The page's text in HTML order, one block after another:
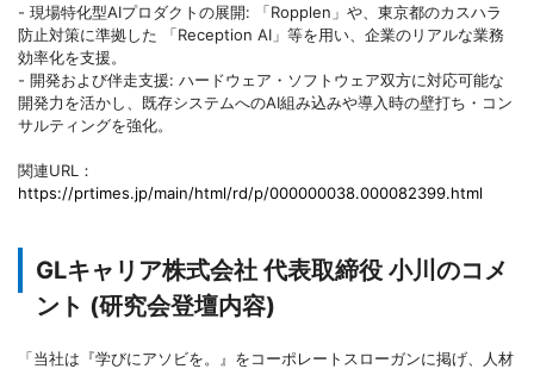
- 現場特化型AIプロダクトの展開: 「Ropplen」や、東京都のカスハラ
防止対策に準拠した 「Reception AI」等を用い、企業のリアルな業務
効率化を支援。
- 開発および伴走支援: ハードウェア・ソフトウェア双方に対応可能な
開発力を活かし、既存システムへのAI組み込みや導入時の壁打ち・コン
サルティングを強化。
関連URL：
https://prtimes.jp/main/html/rd/p/000000038.000082399.html
GLキャリア株式会社 代表取締役 小川のコメ
ント (研究会登壇内容)
「当社は『学びにアソビを。』をコーポレートスローガンに掲げ、人材